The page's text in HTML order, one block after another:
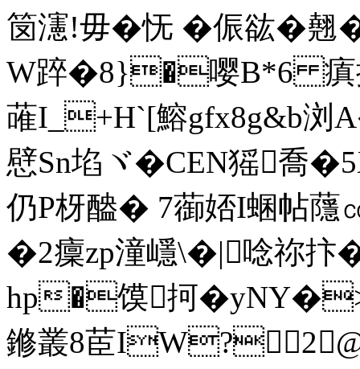
笝瀗!毋�怃 �侲谹�翹
W踤�8}�嘤B*6 瘨
蓶I_+H`[鰫gfx8g&b
憵Sn埳ヾ�CEN猺
仍P枒醠� 7蓹娝I蜠帖
�2癛zp潼嶾\�|唸祢抃
hp�馍抲�yNY�>
鎀叢8茞IW?2